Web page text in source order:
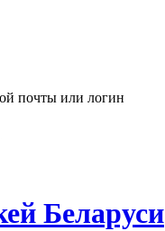
почты или логин
Беларуси